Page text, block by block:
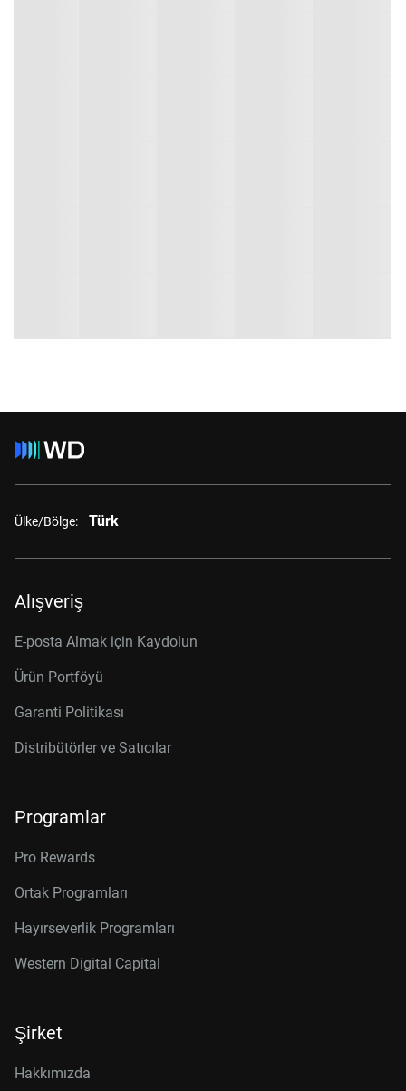
Ülke/Bölge: Türk
Alışveriş
E-posta Almak için Kaydolun
Ürün Portföyü
Garanti Politikası
Distribütörler ve Satıcılar
Programlar
Pro Rewards
Ortak Programları
Hayırseverlik Programları
Western Digital Capital
Şirket
Hakkımızda